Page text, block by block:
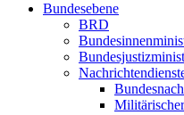
Bundesebene
BRD